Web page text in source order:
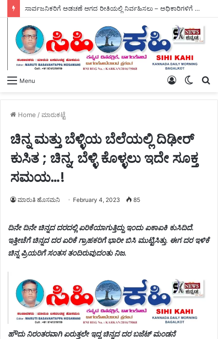
ಮಳೆ ಕೈಕೊಟ್ಟ ಪರಿಣಾಮ ಬೆಳೆಗಳಿಗೆ ಸಂಕಷ್ಟ, ಪೋತ್ನಾಳ ಕೊಟ್ನೆಕಲ್‌ನಲ್ಲಿ – ಸಚಿವರ ಪರಿಶೀಲನೆ.
Menu
Switch
Log
Home /ಮಾರುಕಟ್ಟೆ
ಚಿನ್ನ ಮತ್ತು ಬೆಳ್ಳಿಯ ಬೆಲೆಯಲ್ಲಿ ದಿಢೀರ್
ಕುಸಿತ ; ಚಿನ್ನ, ಬೆಳ್ಳಿ ಕೊಳ್ಳಲು ಇದೇ ಸೂಕ್ತ
ಸಮಯ…!
ಮಾರುತಿ ಹೊಸಮನಿ February 4, 2023 85
ದಿನೇ ದಿನೇ ಚಿನ್ನದ ದರದಲ್ಲಿ ಏರಿಕೆಯಾಗುತ್ತಿದ್ದು ಇಂದು ಏಕಾಏಕಿ ಕುಸಿದಿದೆ.
ಇತ್ತೀಚೆಗೆ ಚಿನ್ನದ ದರ ಏರಿಕೆ ಗ್ರಾಹಕರಿಗೆ ಭಾರೀ ಬಿಸಿ ಮುಟ್ಟಿಸಿತ್ತು. ಈಗ ದರ ಇಳಿಕೆ
ಚಿನ್ನ ಪ್ರಿಯರಿಗೆ ಸಂತಸ ತಂದಿರುವುದಂತು ನಿಜ.
ಹೌದು ನಿರಂತರವಾಗಿ ಏರುತ್ತಲೇ ಇದ್ದ ಚಿನ್ನದ ದರ ಬಜೆಟ್ ಮಂಡನೆ